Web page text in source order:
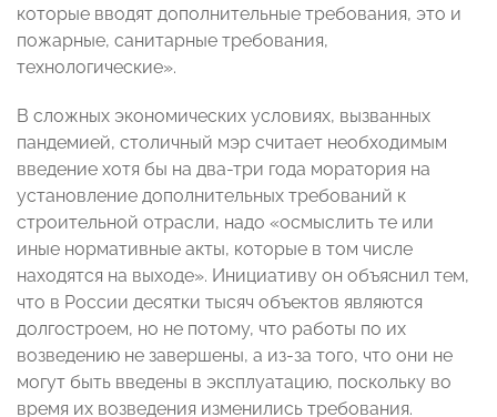
которые вводят дополнительные требования, это и
пожарные, санитарные требования,
технологические».
В сложных экономических условиях, вызванных
пандемией, столичный мэр считает необходимым
введение хотя бы на два-три года моратория на
установление дополнительных требований к
строительной отрасли, надо «осмыслить те или
иные нормативные акты, которые в том числе
находятся на выходе». Инициативу он объяснил тем,
что в России десятки тысяч объектов являются
долгостроем, но не потому, что работы по их
возведению не завершены, а из-за того, что они не
могут быть введены в эксплуатацию, поскольку во
время их возведения изменились требования.